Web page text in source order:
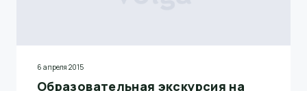
6 апреля 2015
Образовательная экскурсия на